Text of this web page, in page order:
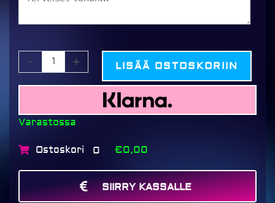
- + LISÄÄ OSTOSKORIIN
Varastossa
Ostoskori 0 €0,00
SIIRRY KASSALLE